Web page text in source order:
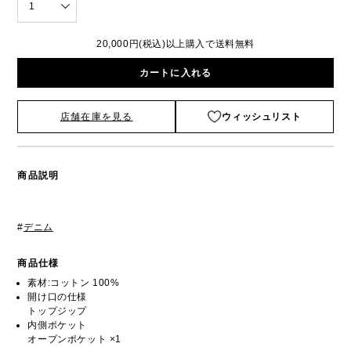
1
20,000円(税込)以上購入で送料無料
カートに入れる
店舗在庫を見る ウィッシュリスト
商品説明
#デニム
商品仕様
素材:コットン 100%
開け口の仕様
トップジップ
内側ポケット
オープンポケット ×1